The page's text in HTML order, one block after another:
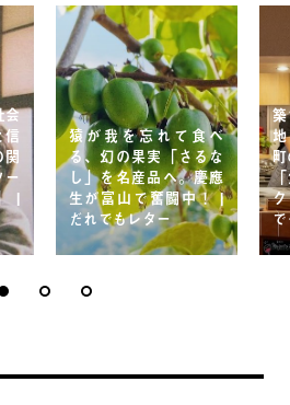
会
関
|
猿が我を忘れて食べ
る、幻の果実「さるな
し」を名産品へ。慶應
生が富山で奮闘中！ |
だれでもレター